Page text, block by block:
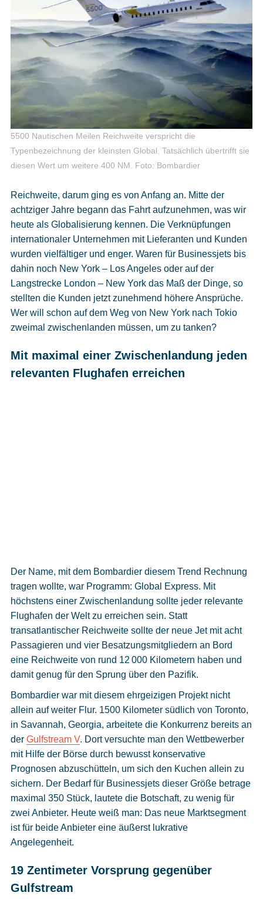
5500 Nautischen Meilen Reichweite verspricht die
Typenbezeichnung der kleinsten Global. Tatsächlich übertrifft sie
diesen Wert um weitere 400 NM. Foto: Bombardier
Reichweite, darum ging es von Anfang an. Mitte der
achtziger Jahre begann das Fahrt aufzunehmen, was wir
heute als Globalisierung kennen. Die Verknüpfungen
internationaler Unternehmen mit Lieferanten und Kunden
wurden vielfältiger und enger. Waren für Businessjets bis
dahin noch New York – Los Angeles oder auf der
Langstrecke London – New York das Maß der Dinge, so
stellten die Kunden jetzt zunehmend höhere Ansprüche.
Wer will schon auf dem Weg von New York nach Tokio
zweimal zwischenlanden müssen, um zu tanken?
Mit maximal einer Zwischenlandung jeden
relevanten Flughafen erreichen
Der Name, mit dem Bombardier diesem Trend Rechnung
tragen wollte, war Programm: Global Express. Mit
höchstens einer Zwischenlandung sollte jeder relevante
Flughafen der Welt zu erreichen sein. Statt
transatlantischer Reichweite sollte der neue Jet mit acht
Passagieren und vier Besatzungsmitgliedern an Bord
eine Reichweite von rund 12 000 Kilometern haben und
damit genug für den Sprung über den Pazifik.
Bombardier war mit diesem ehrgeizigen Projekt nicht
allein auf weiter Flur. 1500 Kilometer südlich von Toronto,
in Savannah, Georgia, arbeitete die Konkurrenz bereits an
der Gulfstream V. Dort versuchte man den Wettbewerber
mit Hilfe der Börse durch bewusst konservative
Prognosen abzuschütteln, um sich den Kuchen allein zu
sichern. Der Bedarf für Businessjets dieser Größe betrage
maximal 350 Stück, lautete die Botschaft, zu wenig für
zwei Anbieter. Heute weiß man: Das neue Marktsegment
ist für beide Anbieter eine äußerst lukrative
Angelegenheit.
19 Zentimeter Vorsprung gegenüber
Gulfstream